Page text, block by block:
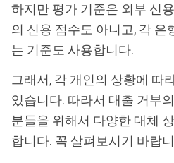
하지만 평가 기준은 외부 신
의 신용 점수도 아니고, 각
는 기준도 사용합니다.
그래서, 각 개인의 상황에 따
있습니다. 따라서 대출 거부
분들을 위해서 다양한 대체
합니다. 꼭 살펴보시기 바랍